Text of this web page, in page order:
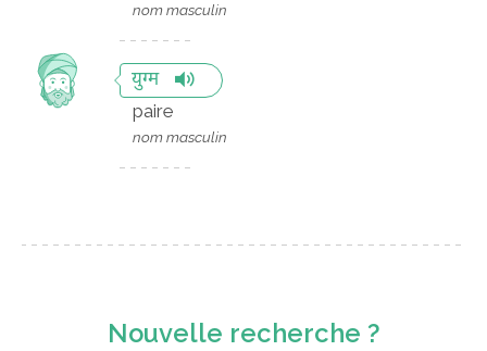
nom masculin
युग्म
paire
nom masculin
Nouvelle recherche ?